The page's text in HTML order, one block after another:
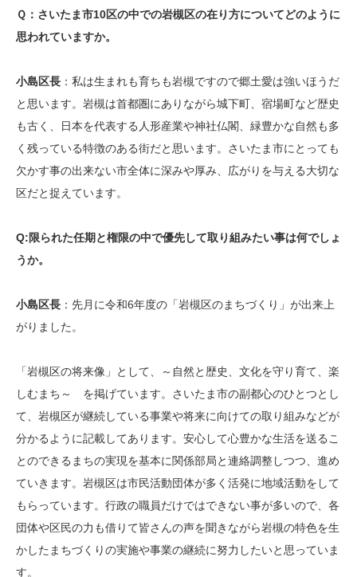
Ｑ：さいたま市10区の中での岩槻区の在り方についてどのように
思われていますか。
小島区長 ：私は生まれも育ちも岩槻ですので郷土愛は強いほうだ
と思います。岩槻は首都圏にありながら城下町、宿場町など歴史
も古く、日本を代表する人形産業や神社仏閣、緑豊かな自然も多
く残っている特徴のある街だと思います。さいたま市にとっても
欠かす事の出来ない市全体に深みや厚み、広がりを与える大切な
区だと捉えています。
Q:限られた任期と権限の中で優先して取り組みたい事は何でしょ
うか。
小島区長 ：先月に令和6年度の「岩槻区のまちづくり」が出来上
がりました。
「岩槻区の将来像」として、～自然と歴史、文化を守り育て、楽
しむまち～ を掲げています。さいたま市の副都心のひとつとし
て、岩槻区が継続している事業や将来に向けての取り組みなどが
分かるように記載してあります。安心して心豊かな生活を送るこ
とのできるまちの実現を基本に関係部局と連絡調整しつつ、進め
ていきます。岩槻区は市民活動団体が多く活発に地域活動をして
もらっています。行政の職員だけではできない事が多いので、各
団体や区民の力も借りて皆さんの声を聞きながら岩槻の特色を生
かしたまちづくりの実施や事業の継続に努力したいと思っていま
す。